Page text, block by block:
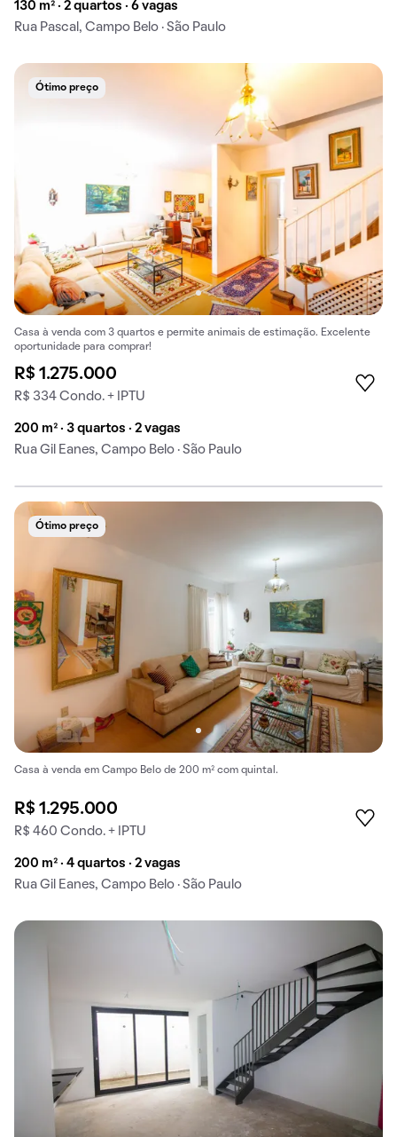
130 m² · 2 quartos · 6 vagas
Rua Pascal, Campo Belo · São Paulo
Ótimo preço
Casa à venda com 3 quartos e permite animais de estimação. Excelente
oportunidade para comprar!
R$ 1.275.000
R$ 334 Condo. + IPTU
200 m² · 3 quartos · 2 vagas
Rua Gil Eanes, Campo Belo · São Paulo
Ótimo preço
Casa à venda em Campo Belo de 200 m² com quintal.
R$ 1.295.000
R$ 460 Condo. + IPTU
200 m² · 4 quartos · 2 vagas
Rua Gil Eanes, Campo Belo · São Paulo